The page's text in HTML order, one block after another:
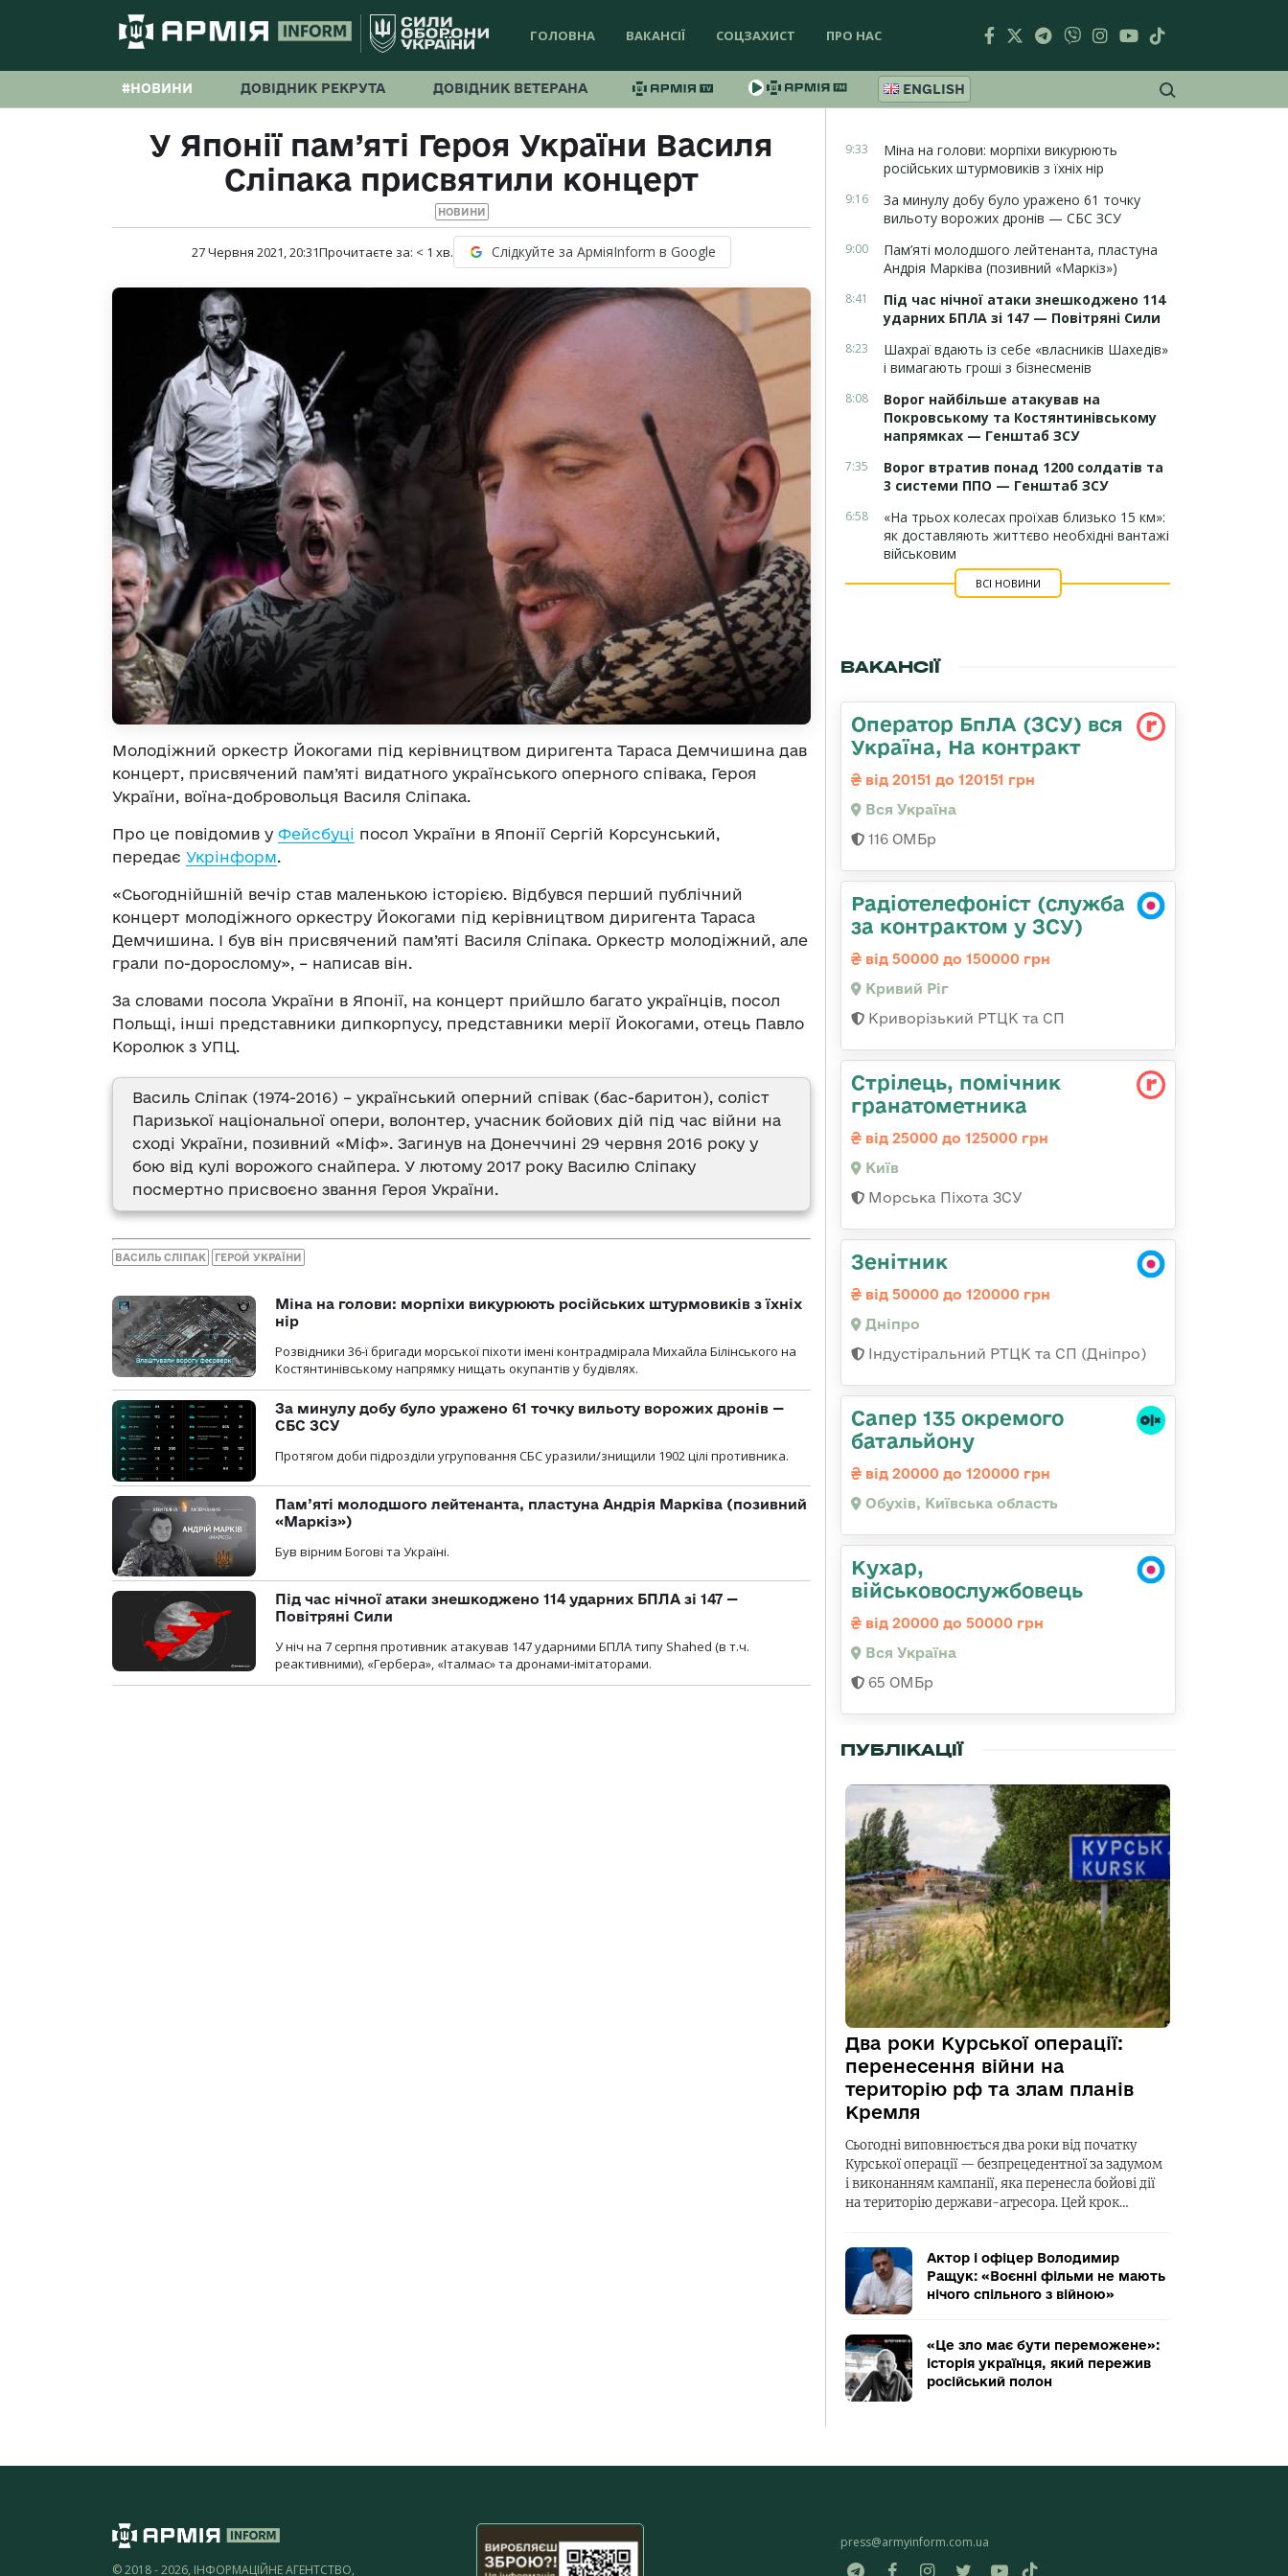
ГОЛОВНА ВАКАНСІЇ СОЦЗАХИСТ ПРО НАС
#НОВИНИ ДОВІДНИК РЕКРУТА ДОВІДНИК ВЕТЕРАНА ENGLISH
У Японії пам’яті Героя України Василя
Сліпака присвятили концерт
НОВИНИ
27 Червня 2021, 20:31Прочитаєте за: < 1 хв. Слідкуйте за АрміяInform в Google
Молодіжний оркестр Йокогами під керівництвом диригента Тараса Демчишина дав
концерт, присвячений пам’яті видатного українського оперного співака, Героя
України, воїна-добровольця Василя Сліпака.
Про це повідомив у Фейсбуці посол України в Японії Сергій Корсунський,
передає Укрінформ.
«Сьогоднійшній вечір став маленькою історією. Відбувся перший публічний
концерт молодіжного оркестру Йокогами під керівництвом диригента Тараса
Демчишина. І був він присвячений пам’яті Василя Сліпака. Оркестр молодіжний, але
грали по-дорослому», – написав він.
За словами посола України в Японії, на концерт прийшло багато українців, посол
Польщі, інші представники дипкорпусу, представники мерії Йокогами, отець Павло
Королюк з УПЦ.
Василь Сліпак (1974-2016) – український оперний співак (бас-баритон), соліст
Паризької національної опери, волонтер, учасник бойових дій під час війни на
сході України, позивний «Міф». Загинув на Донеччині 29 червня 2016 року у
бою від кулі ворожого снайпера. У лютому 2017 року Василю Сліпаку
посмертно присвоєно звання Героя України.
ВАСИЛЬ СЛІПАК ГЕРОЙ УКРАЇНИ
Міна на голови: морпіхи викурюють російських штурмовиків з їхніх
нір
Розвідники 36-ї бригади морської піхоти імені контрадмірала Михайла Білінського на
Костянтинівському напрямку нищать окупантів у будівлях.
За минулу добу було уражено 61 точку вильоту ворожих дронів —
СБС ЗСУ
Протягом доби підрозділи угруповання СБС уразили/знищили 1902 цілі противника.
Пам’яті молодшого лейтенанта, пластуна Андрія Марківа (позивний
«Маркіз»)
Був вірним Богові та Україні.
Під час нічної атаки знешкоджено 114 ударних БПЛА зі 147 —
Повітряні Сили
У ніч на 7 серпня противник атакував 147 ударними БПЛА типу Shahed (в т.ч.
реактивними), «Гербера», «Італмас» та дронами-імітаторами.
9:33
Міна на голови: морпіхи викурюють
російських штурмовиків з їхніх нір
9:16
За минулу добу було уражено 61 точку
вильоту ворожих дронів — СБС ЗСУ
9:00
Пам’яті молодшого лейтенанта, пластуна
Андрія Марківа (позивний «Маркіз»)
8:41
Під час нічної атаки знешкоджено 114
ударних БПЛА зі 147 — Повітряні Сили
8:23
Шахраї вдають із себе «власників Шахедів»
і вимагають гроші з бізнесменів
8:08
Ворог найбільше атакував на
Покровському та Костянтинівському
напрямках — Генштаб ЗСУ
7:35
Ворог втратив понад 1200 солдатів та
3 системи ППО — Генштаб ЗСУ
6:58
«На трьох колесах проїхав близько 15 км»:
як доставляють життєво необхідні вантажі
військовим
ВСІ НОВИНИ
ВАКАНСІЇ
Оператор БпЛА (ЗСУ) вся
Україна, На контракт
від 20151 до 120151 грн
Вся Україна
116 ОМБр
Радіотелефоніст (служба
за контрактом у ЗСУ)
від 50000 до 150000 грн
Кривий Ріг
Криворізький РТЦК та СП
Стpілець, помічник
гpанатометника
від 25000 до 125000 грн
Київ
Морська Піхота ЗСУ
Зенітник
від 50000 до 120000 грн
Дніпро
Індустіральний РТЦК та СП (Дніпро)
Сапер 135 окремого
батальйону
від 20000 до 120000 грн
Обухів, Київська область
Кухар,
військовослужбовець
від 20000 до 50000 грн
Вся Україна
65 ОМБр
ПУБЛІКАЦІЇ
Два роки Курської операції:
перенесення війни на
територію рф та злам планів
Кремля
Сьогодні виповнюється два роки від початку
Курської операції — безпрецедентної за задумом
і виконанням кампанії, яка перенесла бойові дії
на територію держави-агресора. Цей крок…
Актор і офіцер Володимир
Ращук: «Воєнні фільми не мають
нічого спільного з війною»
«Це зло має бути переможене»:
історія українця, який пережив
російський полон
© 2018 - 2026, ІНФОРМАЦІЙНЕ АГЕНТСТВО,
press@armyinform.com.ua